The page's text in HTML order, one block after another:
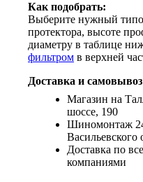
Как подобрать:
Выберите нужный
протектора, высоте
диаметру в таблице
фильтром в верхней
Доставка и
Магазин на
шоссе, 190
Шиномонтаж
Доставка по
компаниями